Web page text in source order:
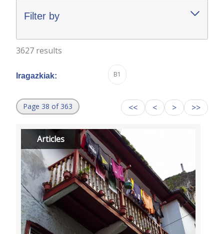
Filter by
3627 results
Iragazkiak: B1
Page 38 of 363 << < > >>
Articles